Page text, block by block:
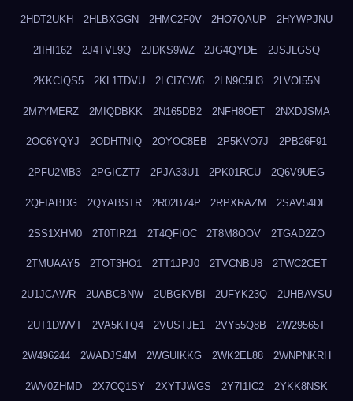
2HDT2UKH 2HLBXGGN 2HMC2F0V 2HO7QAUP 2HYWPJNU
2IIHI162 2J4TVL9Q 2JDKS9WZ 2JG4QYDE 2JSJLGSQ
2KKCIQS5 2KL1TDVU 2LCI7CW6 2LN9C5H3 2LVOI55N
2M7YMERZ 2MIQDBKK 2N165DB2 2NFH8OET 2NXDJSMA
2OC6YQYJ 2ODHTNIQ 2OYOC8EB 2P5KVO7J 2PB26F91
2PFU2MB3 2PGICZT7 2PJA33U1 2PK01RCU 2Q6V9UEG
2QFIABDG 2QYABSTR 2R02B74P 2RPXRAZM 2SAV54DE
2SS1XHM0 2T0TIR21 2T4QFIOC 2T8M8OOV 2TGAD2ZO
2TMUAAY5 2TOT3HO1 2TT1JPJ0 2TVCNBU8 2TWC2CET
2U1JCAWR 2UABCBNW 2UBGKVBI 2UFYK23Q 2UHBAVSU
2UT1DWVT 2VA5KTQ4 2VUSTJE1 2VY55Q8B 2W29565T
2W496244 2WADJS4M 2WGUIKKG 2WK2EL88 2WNPNKRH
2WV0ZHMD 2X7CQ1SY 2XYTJWGS 2Y7I1IC2 2YKK8NSK